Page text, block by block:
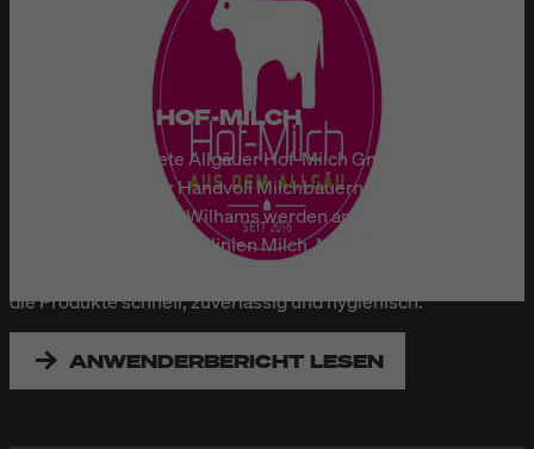
ALLGÄUER HOF-MILCH
Die 2016 gegründete Allgäuer Hof-Milch GmbH bezieht ihre
Heumilch von einer Handvoll Milchbauern aus der Region.
Am Standort Missen-Wilhams werden an mehreren
Produktions- und Abfülllinien Milch, Milchprodukte und
die Produkte schnell, zuverlässig und hygienisch.
ANWENDERBERICHT LESEN